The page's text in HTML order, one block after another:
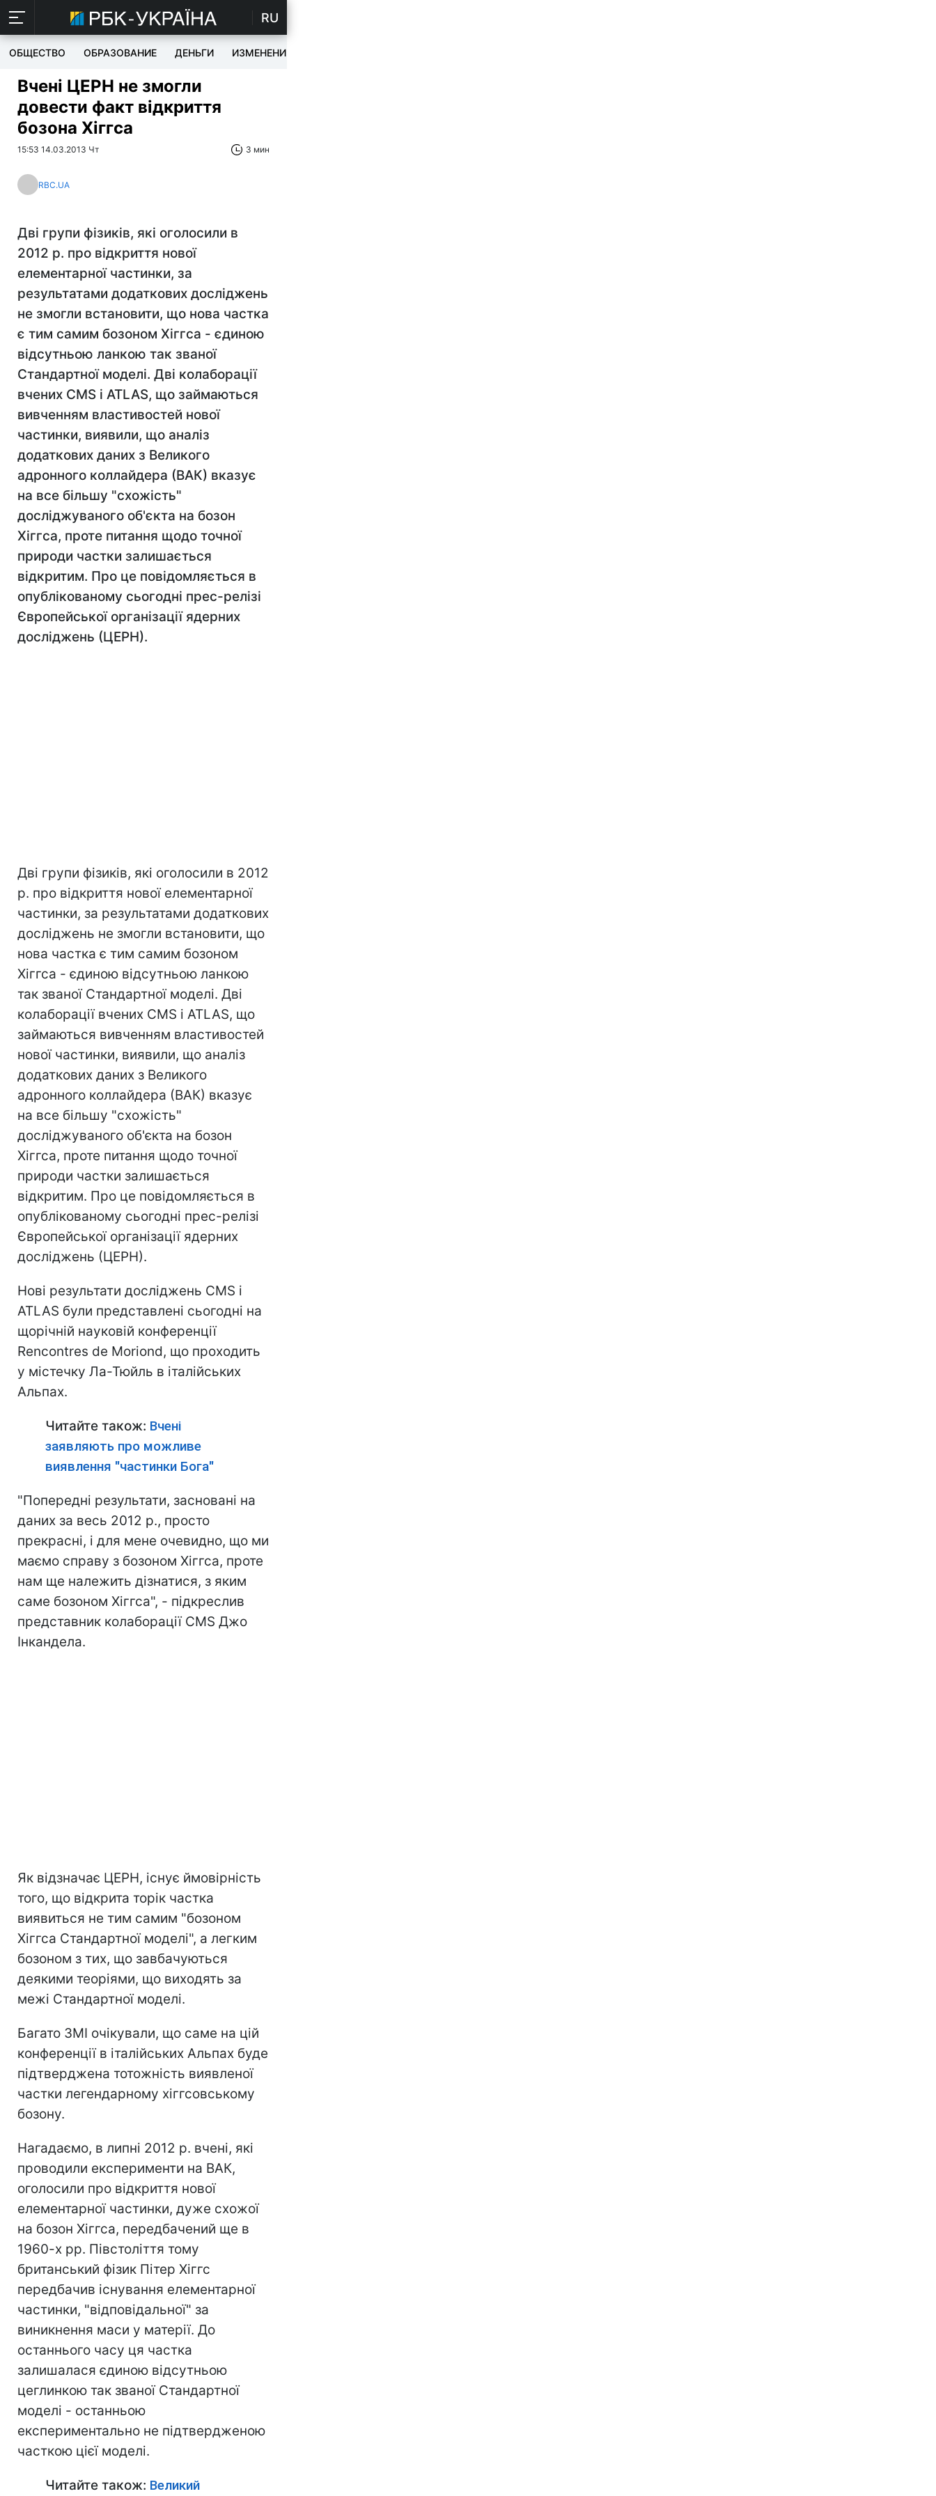
RU
ОБЩЕСТВО ОБРАЗОВАНИЕ ДЕНЬГИ ИЗМЕНЕНИЯ
Вчені ЦЕРН не змогли
довести факт відкриття
бозона Хіггса
15:53 14.03.2013 Чт 3 мин
RBC.UA
Дві групи фізиків, які оголосили в
2012 р. про відкриття нової
елементарної частинки, за
результатами додаткових досліджень
не змогли встановити, що нова частка
є тим самим бозоном Хіггса - єдиною
відсутньою ланкою так званої
Стандартної моделі. Дві колаборації
вчених CMS і ATLAS, що займаються
вивченням властивостей нової
частинки, виявили, що аналіз
додаткових даних з Великого
адронного коллайдера (ВАК) вказує
на все більшу "схожість"
досліджуваного об'єкта на бозон
Хіггса, проте питання щодо точної
природи частки залишається
відкритим. Про це повідомляється в
опублікованому сьогодні прес-релізі
Європейської організації ядерних
досліджень (ЦЕРН).
Дві групи фізиків, які оголосили в 2012
р. про відкриття нової елементарної
частинки, за результатами додаткових
досліджень не змогли встановити, що
нова частка є тим самим бозоном
Хіггса - єдиною відсутньою ланкою
так званої Стандартної моделі. Дві
колаборації вчених CMS і ATLAS, що
займаються вивченням властивостей
нової частинки, виявили, що аналіз
додаткових даних з Великого
адронного коллайдера (ВАК) вказує
на все більшу "схожість"
досліджуваного об'єкта на бозон
Хіггса, проте питання щодо точної
природи частки залишається
відкритим. Про це повідомляється в
опублікованому сьогодні прес-релізі
Європейської організації ядерних
досліджень (ЦЕРН).
Нові результати досліджень CMS і
ATLAS були представлені сьогодні на
щорічній науковій конференції
Rencontres de Moriond, що проходить
у містечку Ла-Тюйль в італійських
Альпах.
Читайте також: Вчені
заявляють про можливе
виявлення "частинки Бога"
"Попередні результати, засновані на
даних за весь 2012 р., просто
прекрасні, і для мене очевидно, що ми
маємо справу з бозоном Хіггса, проте
нам ще належить дізнатися, з яким
саме бозоном Хіггса", - підкреслив
представник колаборації CMS Джо
Інкандела.
Як відзначає ЦЕРН, існує ймовірність
того, що відкрита торік частка
виявиться не тим самим "бозоном
Хіггса Стандартної моделі", а легким
бозоном з тих, що завбачуються
деякими теоріями, що виходять за
межі Стандартної моделі.
Багато ЗМІ очікували, що саме на цій
конференції в італійських Альпах буде
підтверджена тотожність виявленої
частки легендарному хіггсовському
бозону.
Нагадаємо, в липні 2012 р. вчені, які
проводили експерименти на ВАК,
оголосили про відкриття нової
елементарної частинки, дуже схожої
на бозон Хіггса, передбачений ще в
1960-х рр. Півстоліття тому
британський фізик Пітер Хіггс
передбачив існування елементарної
частинки, "відповідальної" за
виникнення маси у матерії. До
останнього часу ця частка
залишалася єдиною відсутньою
цеглинкою так званої Стандартної
моделі - останньою
експериментально не підтвердженою
часткою цієї моделі.
Читайте також: Великий